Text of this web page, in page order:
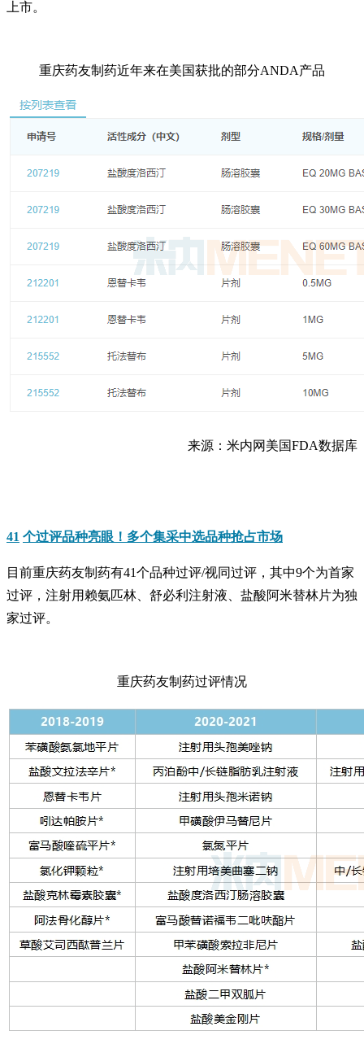
上市。
重庆药友制药近年来在美国获批的部分ANDA产品
来源：米内网美国FDA数据库
41 个过评品种亮眼！多个集采中选品种抢占市场
目前重庆药友制药有41个品种过评/视同过评，其中9个为首家
过评，注射用赖氨匹林、舒必利注射液、盐酸阿米替林片为独
家过评。
重庆药友制药过评情况